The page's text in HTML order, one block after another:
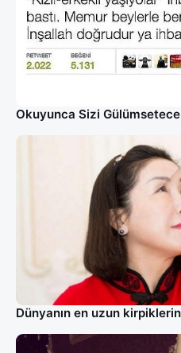
Okuyunca Sizi
Dünyanın en uzun